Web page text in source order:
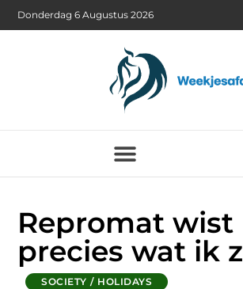
Donderdag 6 Augustus 2026
Repromat wist
precies wat ik
SOCIETY / HOLIDAYS